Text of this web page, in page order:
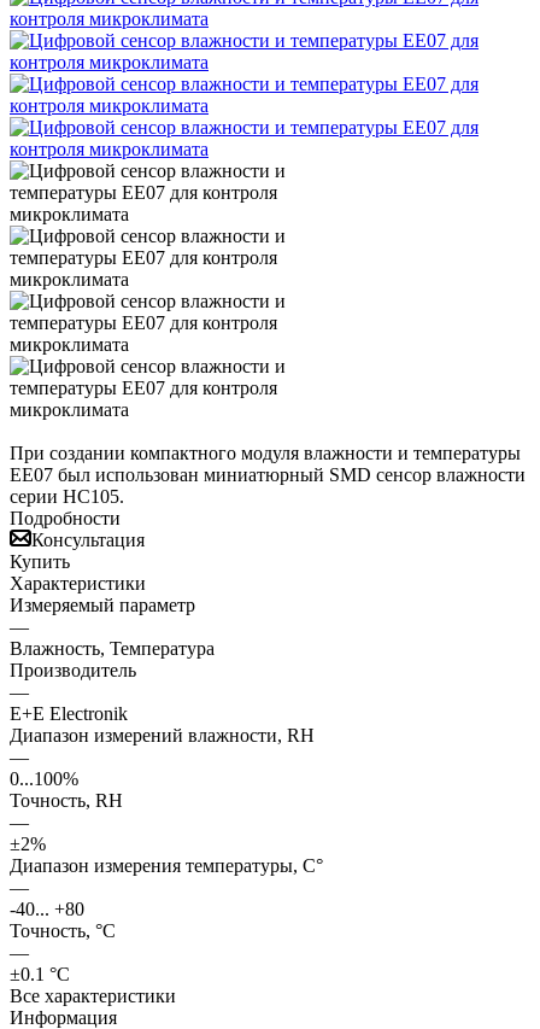
При создании компактного модуля влажности и температуры
ЕЕ07 был использован миниатюрный SMD сенсор влажности
серии HC105.
Подробности
Консультация
Купить
Характеристики
Измеряемый параметр
—
Влажность, Температура
Производитель
—
E+E Electronik
Диапазон измерений влажности, RH
—
0...100%
Точность, RH
—
±2%
Диапазон измерения температуры, С°
—
-40... +80
Точность, °С
—
±0.1 °C
Все характеристики
Информация